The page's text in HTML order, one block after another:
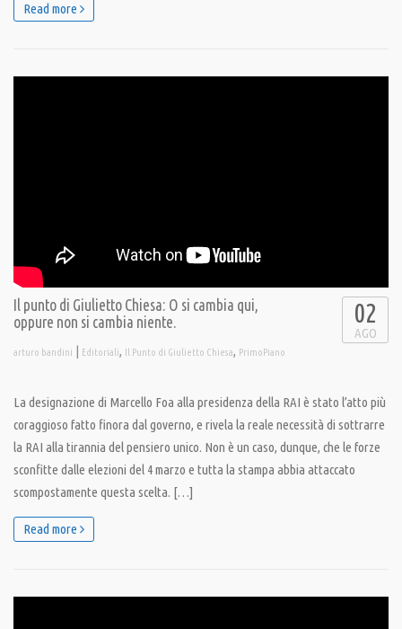
Read more
Il punto di Giulietto Chiesa: O si cambia qui,
oppure non si cambia niente.
arturo bandini | Editoriali, Il Punto di Giulietto Chiesa, PrimoPiano
02
AGO
La designazione di Marcello Foa alla presidenza della RAI è stato l’atto più
coraggioso fatto finora dal governo, e rivela la reale necessità di sottrarre
la RAI alla tirannia del pensiero unico. Non è un caso, dunque, che le forze
sconfitte dalle elezioni del 4 marzo e tutta la stampa abbia attaccato
scompostamente questa scelta. […]
Read more